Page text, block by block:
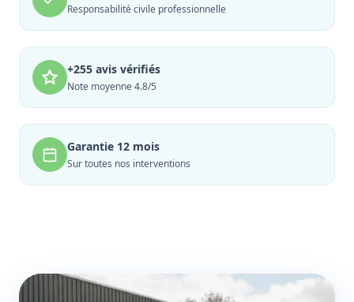
Responsabilité civile professionnelle
+255 avis vérifiés
Note moyenne 4.8/5
Garantie 12 mois
Sur toutes nos interventions